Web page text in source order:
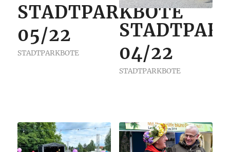
STADTPARKBOTE
05/22
STADTPARKBOTE
04/22
STADTPARKBOTE